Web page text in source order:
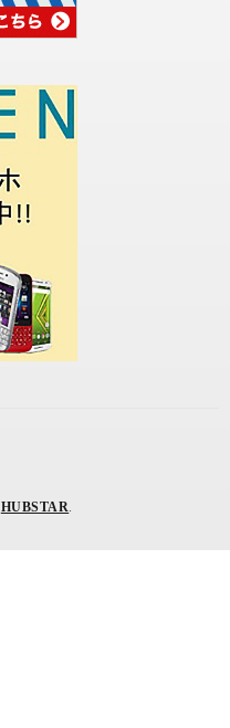
HUBSTAR.